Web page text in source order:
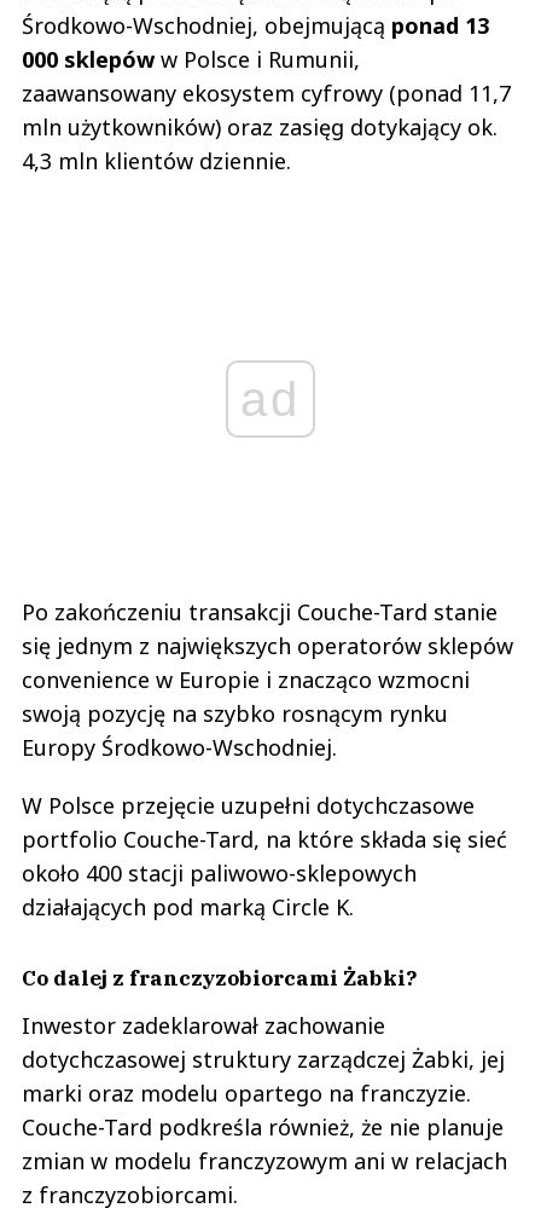
000 sklepóww Polsce i Rumunii,
zaawansowany ekosystem cyfrowy (ponad 11,7
mln użytkowników) oraz zasięg dotykający ok.
4,3 mln klientów dziennie.
ad
się jednym z największych operatorów sklepów
convenience w Europie i znacząco wzmocni
swoją pozycję na szybko rosnącym rynku
Europy Środkowo-Wschodniej.
W Polsce przejęcie uzupełni dotychczasowe
portfolio Couche-Tard, na które składa się sieć
około 400 stacji paliwowo-sklepowych
działających pod marką Circle K.
Inwestor zadeklarował zachowanie
dotychczasowej struktury zarządczej Żabki, jej
marki oraz modelu opartego na franczyzie.
Couche-Tard podkreśla również, że nie planuje
zmian w modelu franczyzowym ani w relacjach
z franczyzobiorcami.